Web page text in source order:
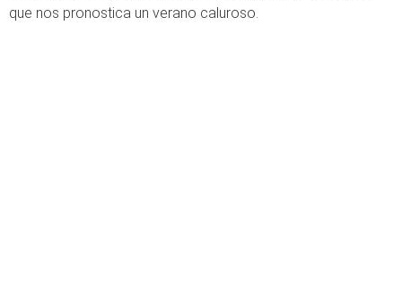
que nos pronostica un verano caluroso.